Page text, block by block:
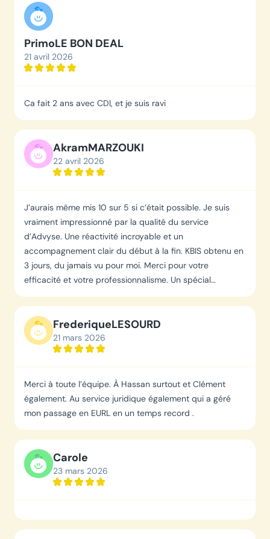
PrimoLE BON DEAL
21 avril 2026
Ca fait 2 ans avec CDI, et je suis ravi
AkramMARZOUKI
22 avril 2026
J’aurais même mis 10 sur 5 si c’était possible. Je suis
vraiment impressionné par la qualité du service
d’Advyse. Une réactivité incroyable et un
accompagnement clair du début à la fin. KBIS obtenu en
3 jours, du jamais vu pour moi. Merci pour votre
efficacité et votre professionnalisme. Un spécial
remerciement à Jessica, Cynthia et Salma. Je
recommande vivement.
FrederiqueLESOURD
21 mars 2026
Merci à toute l’équipe. À Hassan surtout et Clément
également. Au service juridique également qui a géré
mon passage en EURL en un temps record .
Carole
23 mars 2026